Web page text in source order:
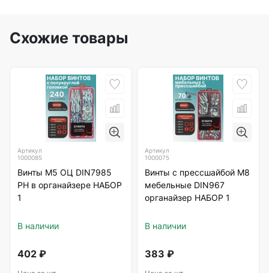
Схожие товары
Артикул
1000085
Винты М5 ОЦ DIN7985
РН в органайзере НАБОР
1
В наличии
402 ₽
Артикул
1000075
Винты с прессшайбой М8
мебельные DIN967
органайзер НАБОР 1
В наличии
383 ₽